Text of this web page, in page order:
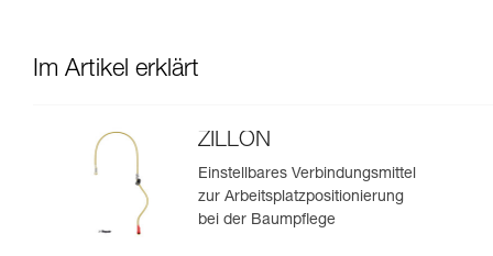
Im Artikel erklärt
ZILLON
Einstellbares Verbindungsmittel
zur Arbeitsplatzpositionierung
bei der Baumpflege